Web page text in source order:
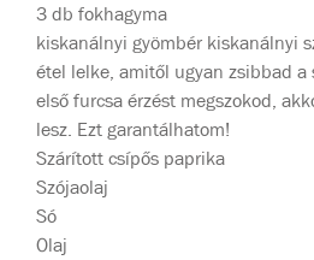
3 db fokhagyma
kiskanálnyi gyömbér kiskanálnyi
étel lelke, amitől ugyan zsibbad a
első furcsa érzést megszokod,
lesz. Ezt garantálhatom!
Szárított csípős paprika
Szójaolaj
Só
Olaj